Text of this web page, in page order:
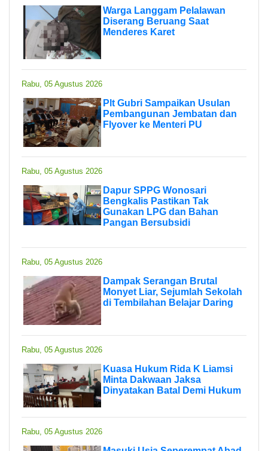
Warga Langgam Pelalawan
Diserang Beruang Saat
Menderes Karet
Rabu, 05 Agustus 2026
Plt Gubri Sampaikan Usulan
Pembangunan Jembatan dan
Flyover ke Menteri PU
Rabu, 05 Agustus 2026
Dapur SPPG Wonosari
Bengkalis Pastikan Tak
Gunakan LPG dan Bahan
Pangan Bersubsidi
Rabu, 05 Agustus 2026
Dampak Serangan Brutal
Monyet Liar, Sejumlah Sekolah
di Tembilahan Belajar Daring
Rabu, 05 Agustus 2026
Kuasa Hukum Rida K Liamsi
Minta Dakwaan Jaksa
Dinyatakan Batal Demi Hukum
Rabu, 05 Agustus 2026